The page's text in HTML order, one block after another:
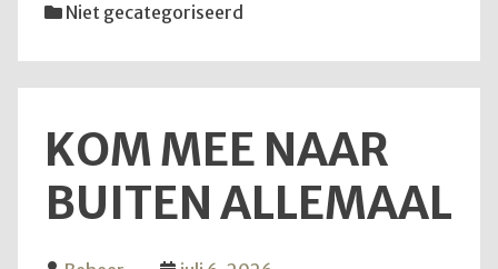
Niet gecategoriseerd
KOM MEE NAAR
BUITEN ALLEMAAL